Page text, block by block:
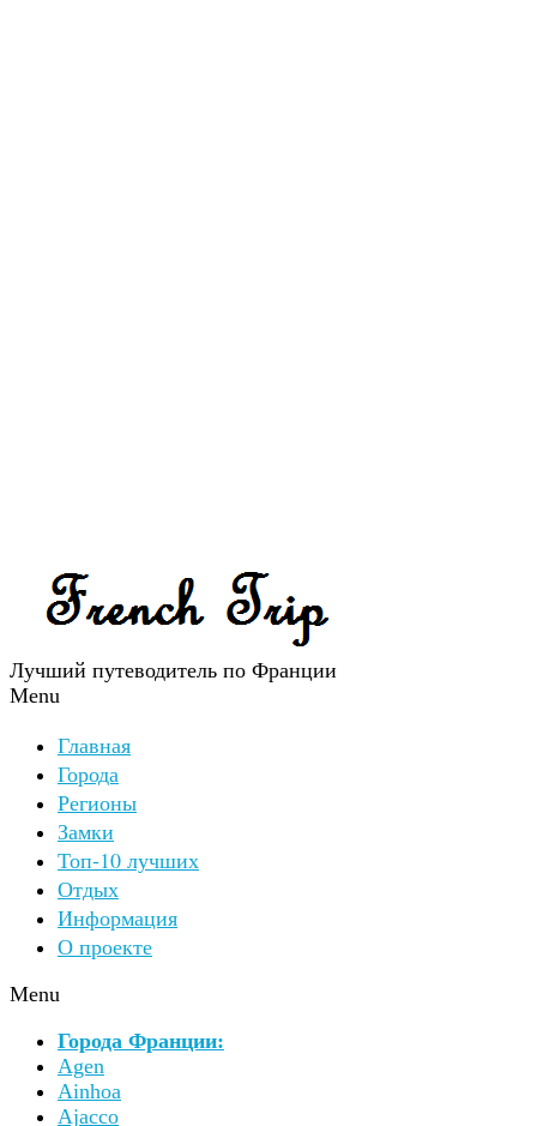
Лучший путеводитель по Франции
Menu
Главная
Города
Регионы
Замки
Топ-10 лучших
Отдых
Информация
О проекте
Menu
Города Франции:
Agen
Ainhoa
Ajacco